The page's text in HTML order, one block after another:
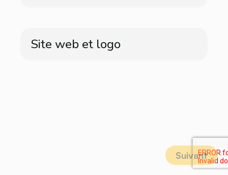
Site web et logo
Suivant